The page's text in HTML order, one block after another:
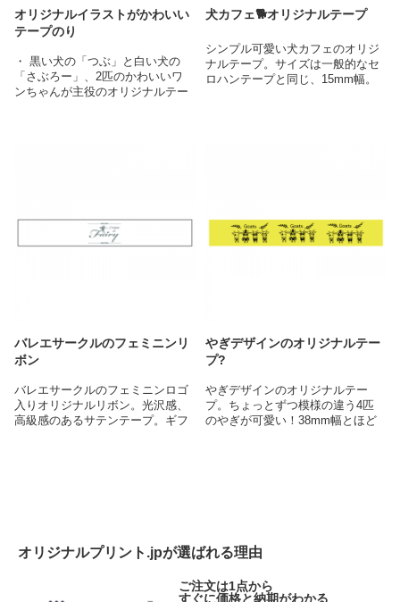
オリジナルイラストがかわいい
テープのり
・ 黒い犬の「つぶ」と白い犬の
「さぶろー」、2匹のかわいいワ
ンちゃんが主役のオリジナルテー
犬カフェ🐕オリジナルテープ
シンプル可愛い犬カフェのオリジ
ナルテープ。サイズは一般的なセ
ロハンテープと同じ、15mm幅。
バレエサークルのフェミニンリ
ボン
バレエサークルのフェミニンロゴ
入りオリジナルリボン。光沢感、
高級感のあるサテンテープ。ギフ
やぎデザインのオリジナルテー
プ?
やぎデザインのオリジナルテー
プ。ちょっとずつ模様の違う4匹
のやぎが可愛い！38mm幅とほど
オリジナルプリント.jpが選ばれる理由
ご注文は1点から
すぐに価格と納期がわかる